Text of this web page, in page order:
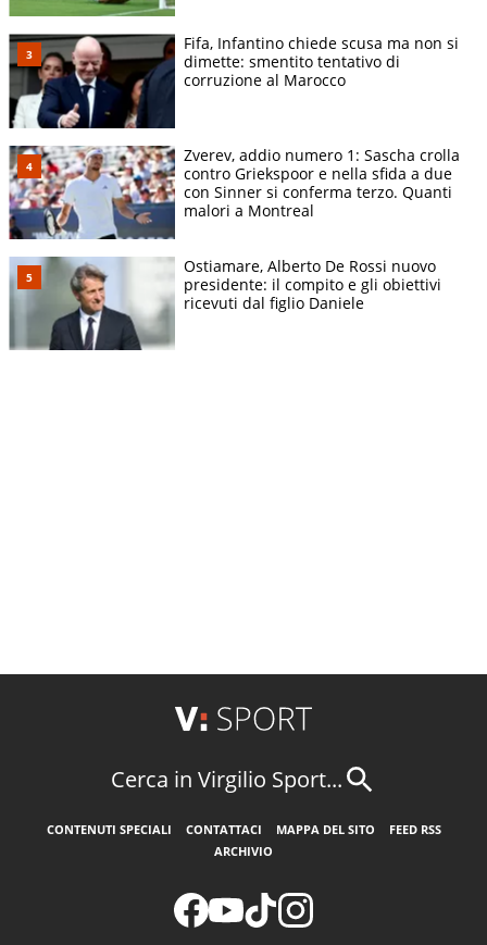
Fifa, Infantino chiede scusa ma non si
dimette: smentito tentativo di
corruzione al Marocco
Zverev, addio numero 1: Sascha crolla
contro Griekspoor e nella sfida a due
con Sinner si conferma terzo. Quanti
malori a Montreal
Ostiamare, Alberto De Rossi nuovo
presidente: il compito e gli obiettivi
ricevuti dal figlio Daniele
Cerca in Virgilio Sport...
CONTENUTI SPECIALI CONTATTACI MAPPA DEL SITO
FEED RSS
ARCHIVIO